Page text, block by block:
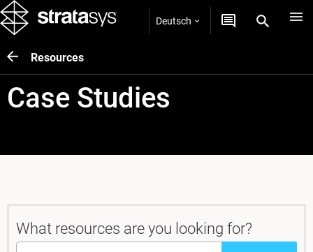
Deutsch
Resources
Case Studies
What resources are you looking for?